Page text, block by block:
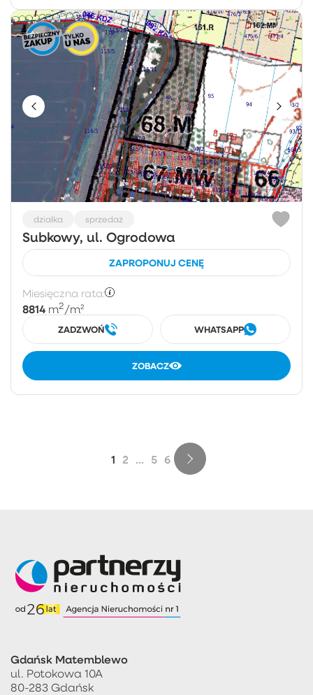
działka sprzedaż
Subkowy, ul. Ogrodowa
ZAPROPONUJ CENĘ
Miesięczna rata:
8814 m2/m²
ZADZWOŃ WHATSAPP
ZOBACZ
1 2 ... 5 6
Gdańsk Matemblewo
ul. Potokowa 10A
80-283 Gdańsk